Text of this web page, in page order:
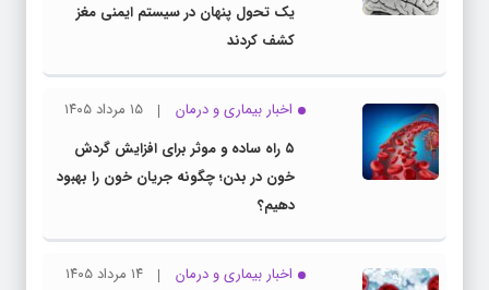
یک تحول پنهان در سیستم ایمنی مغز
کشف کردند
اخبار بیماری و درمان
۱۵ مرداد ۱۴۰۵
۵ راه ساده و موثر برای افزایش گردش
خون در بدن؛ چگونه جریان خون را بهبود
دهیم؟
اخبار بیماری و درمان
۱۴ مرداد ۱۴۰۵